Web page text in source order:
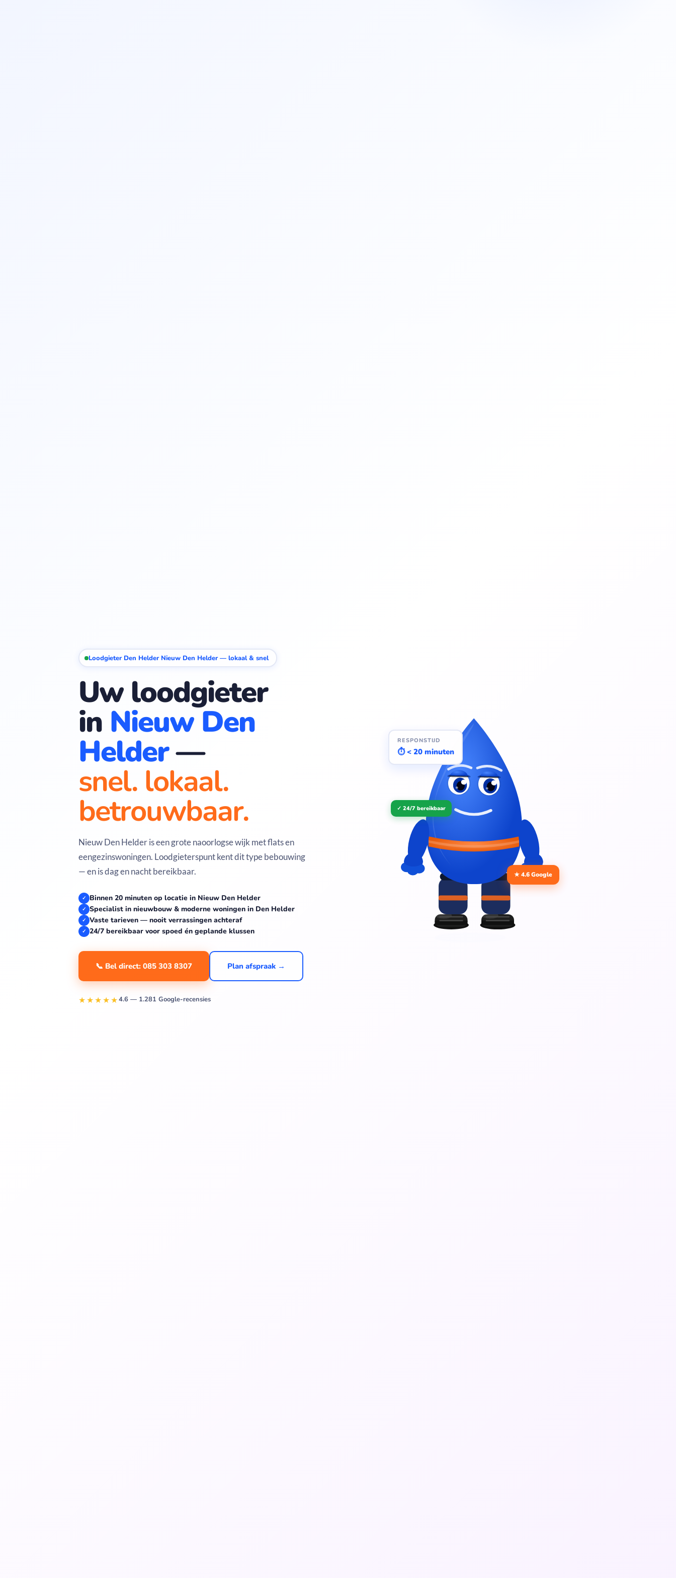
Loodgieter Den Helder Nieuw Den Helder — lokaal & snel
Uw loodgieter
in Nieuw Den
Helder—
snel. lokaal.
betrouwbaar.
Nieuw Den Helder is een grote naoorlogse wijk met flats en
eengezinswoningen. Loodgieterspunt kent dit type bebouwing
— en is dag en nacht bereikbaar.
✓ Binnen 20 minuten op locatie in Nieuw Den Helder
✓ Specialist in nieuwbouw & moderne woningen in Den Helder
✓ Vaste tarieven — nooit verrassingen achteraf
✓ 24/7 bereikbaar voor spoed én geplande klussen
📞 Bel direct: 085 303 8307 Plan afspraak →
★★★★★4.6 — 1.281 Google-recensies
RESPONSTIJD
⏱ < 20 minuten
★ 4.6 Google
✓ 24/7 bereikbaar